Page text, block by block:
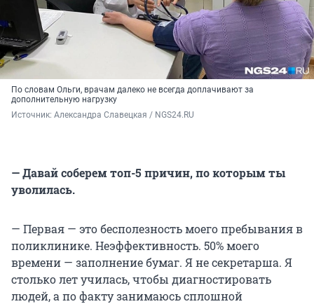
По словам Ольги, врачам далеко не всегда доплачивают за
дополнительную нагрузку
Источник: Александра Славецкая / NGS24.RU
— Давай соберем топ-5 причин, по которым ты
уволилась.
— Первая — это бесполезность моего пребывания в
поликлинике. Неэффективность. 50% моего
времени — заполнение бумаг. Я не секретарша. Я
столько лет училась, чтобы диагностировать
людей, а по факту занимаюсь сплошной